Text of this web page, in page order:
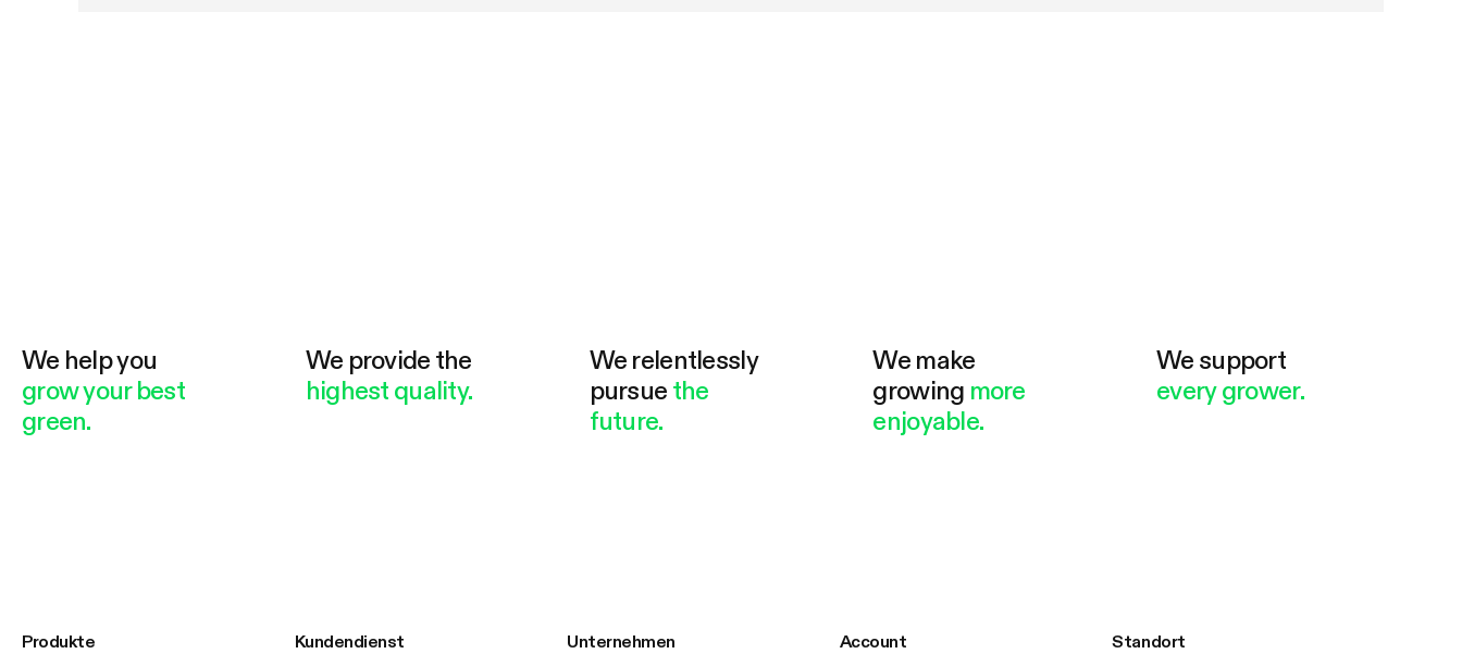
We help you
grow your best
green.
We provide the
highest quality.
We relentlessly
pursue the
future.
We make
growing more
enjoyable.
We support
every grower.
Produkte Kundendienst Unternehmen Account Standort